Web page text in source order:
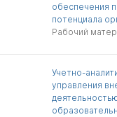
обеспечения
потенциала
Рабочий
Учетно-
управления